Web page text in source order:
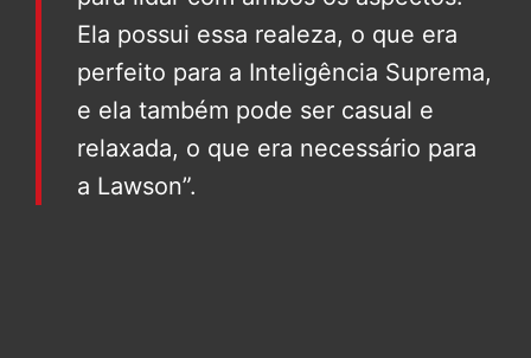
Ela possui essa realeza, o que era
perfeito para a Inteligência Suprema,
e ela também pode ser casual e
relaxada, o que era necessário para
a Lawson”.